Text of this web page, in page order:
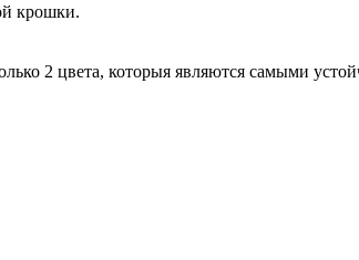
крошки.
2 цвета, которыя являются самыми